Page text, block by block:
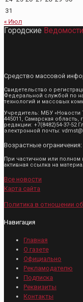
31
« Июл
Городские Ведомости
Средство массовой
Свидетельство о
Федеральной службой по
технологий и массовых
Учредитель: МБУ «Новости
445011, Самарская
редакции: +7(8482)54-37-52
электронной почты:
Возрастные ограничения:
При частичном или полном
активная ссылка на
Все новости
Карта сайта
Политика в отношении
Навигация
Главная
О газете
Официально
Рекламодателю
Подписка
Реквизиты
Контакты